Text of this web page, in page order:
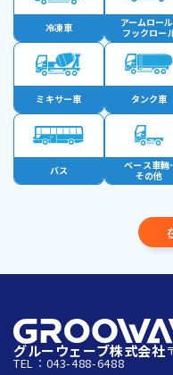
冷凍車
アームロー
フックロー
ミキサー車 タンク車
バス
ベース車輛･
その他
グルーウェーブ株式会社
TEL：043-488-6488